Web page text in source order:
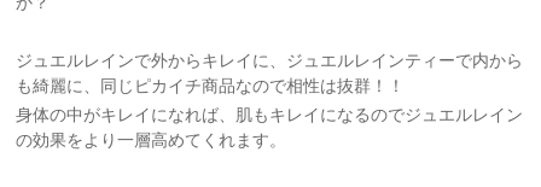
ジュエルレインで外からキレイに、ジュエルレインティーで内から
も綺麗に、同じピカイチ商品なので相性は抜群！！
身体の中がキレイになれば、肌もキレイになるのでジュエルレイン
の効果をより一層高めてくれます。